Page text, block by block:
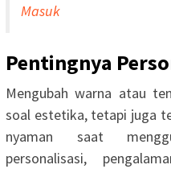
Masuk
Pentingnya
Mengubah warna atau
soal estetika, tetapi juga
nyaman saat
personalisasi,